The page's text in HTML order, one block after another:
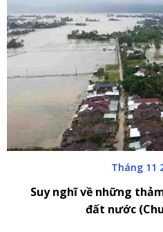
Tháng 11
Suy nghĩ về những
đất nước